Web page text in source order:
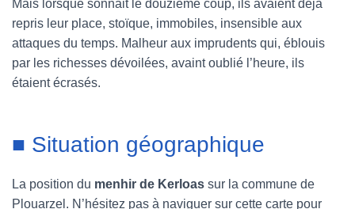
Mais lorsque sonnait le douzième coup, ils avaient déjà
repris leur place, stoïque, immobiles, insensible aux
attaques du temps. Malheur aux imprudents qui, éblouis
par les richesses dévoilées, avaint oublié l’heure, ils
étaient écrasés.
■ Situation géographique
La position du menhir de Kerloas sur la commune de
Plouarzel. N’hésitez pas à naviguer sur cette carte pour